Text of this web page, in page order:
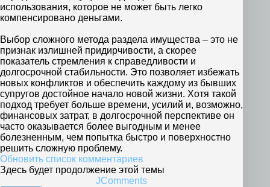
использования, которое не может быть легко
компенсировано деньгами.
Выбор сложного метода раздела имущества – это не
признак излишней придирчивости, а скорее
показатель стремления к справедливости и
долгосрочной стабильности. Это позволяет избежать
новых конфликтов и обеспечить каждому из бывших
супругов достойное начало новой жизни. Хотя такой
подход требует больше времени, усилий и, возможно,
финансовых затрат, в долгосрочной перспективе он
часто оказывается более выгодным и менее
болезненным, чем попытка быстро и поверхностно
решить сложную проблему.
Обновить список комментариев
Здесь будет продолжение этой темы
JComments